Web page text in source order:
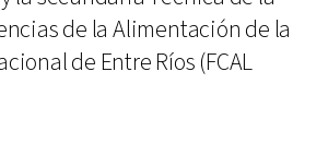
de la Alimentación de la
de Entre Ríos (FCAL